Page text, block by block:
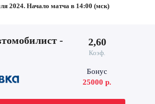
2024. Начало матча в 14:00 (мск)
-
2,60
Коэф.
Бонус
25000 р.